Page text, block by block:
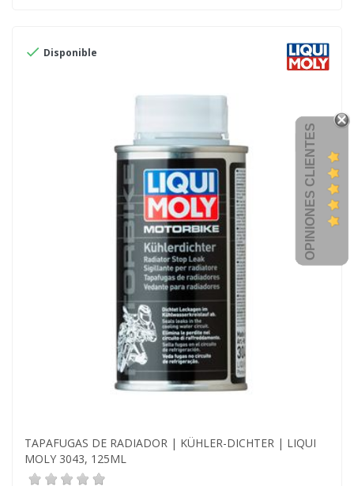
 Disponible
TAPAFUGAS DE RADIADOR | KÜHLER-DICHTER | LIQUI
MOLY 3043, 125ML
OPINIONES CLIENTES